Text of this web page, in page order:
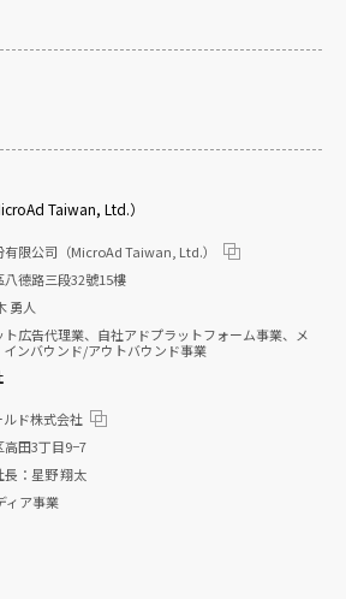
Taiwan, Ltd.）
限公司（MicroAd Taiwan, Ltd.）
德路三段32號15樓
勇人
ト広告代理業、自社アドプラットフォーム事業、メ
インバウンド/アウトバウンド事業
ルド株式会社
高田3丁目9−7
：星野 翔太
ィア事業